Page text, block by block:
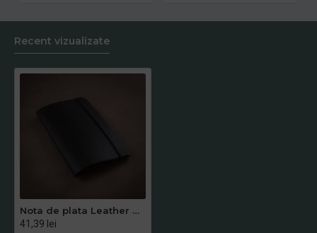
Recent vizualizate
Nota de plata Leather Corium 11,5x22 negru
41,39 lei